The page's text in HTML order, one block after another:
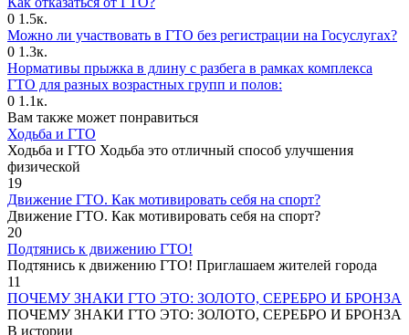
0 1.5к.
Можно ли участвовать в ГТО без регистрации на Госуслугах?
0 1.3к.
Нормативы прыжка в длину с разбега в рамках комплекса
ГТО для разных возрастных групп и полов:
0 1.1к.
Вам также может понравиться
Ходьба и ГТО
Ходьба и ГТО Ходьба это отличный способ улучшения
физической
19
Движение ГТО. Как мотивировать себя на спорт?️
Движение ГТО. Как мотивировать себя на спорт?
20
Подтянись к движению ГТО!
Подтянись к движению ГТО! Приглашаем жителей города
11
ПОЧЕМУ ЗНАКИ ГТО ЭТО: ЗОЛОТО, СЕРЕБРО И БРОНЗА
ПОЧЕМУ ЗНАКИ ГТО ЭТО: ЗОЛОТО, СЕРЕБРО И БРОНЗА
В истории